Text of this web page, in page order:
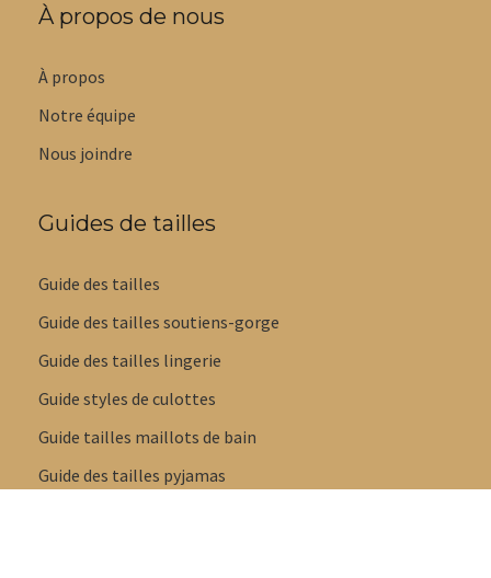
À propos de nous
À propos
Notre équipe
Nous joindre
Guides de tailles
Guide des tailles
Guide des tailles soutiens-gorge
Guide des tailles lingerie
Guide styles de culottes
Guide tailles maillots de bain
Guide des tailles pyjamas